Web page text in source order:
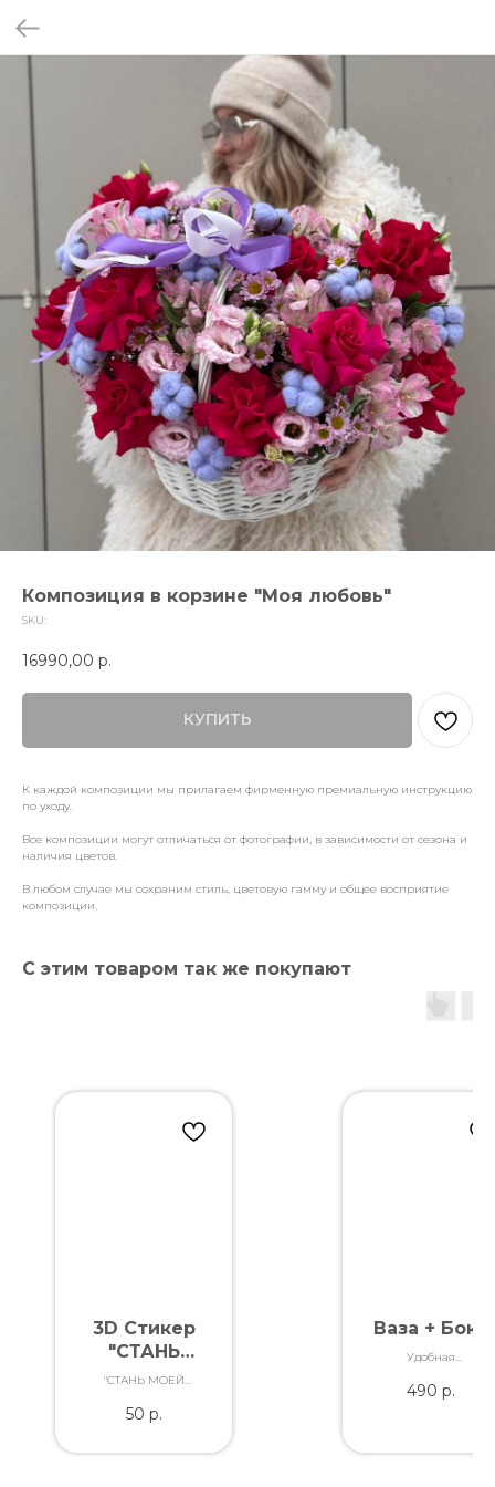
Композиция в корзине "Моя любовь"
SKU:
16990,00 р.
КУПИТЬ
К каждой композиции мы прилагаем фирменную премиальную инструкцию
по уходу.
Все композиции могут отличаться от фотографии, в зависимости от сезона и
наличия цветов.
В любом случае мы сохраним стиль, цветовую гамму и общее восприятие
композиции.
С этим товаром так же покупают
3D Стикер
"СТАНЬ
МОЕЙ
"СТАНЬ МОЕЙ
50 р.
Ваза + Бокс
Удобная
Вашего заказа
490 р.